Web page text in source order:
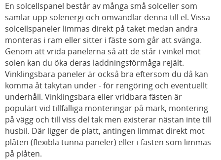
En solcellspanel består av många små solceller som
samlar upp solenergi och omvandlar denna till el. Vissa
solcellspaneler limmas direkt på taket medan andra
monteras i ram eller sitter i fäste som går att svänga.
Genom att vrida panelerna så att de står i vinkel mot
solen kan du öka deras laddningsförmåga rejält.
Vinklingsbara paneler är också bra eftersom du då kan
komma åt takytan under - för rengöring och eventuellt
underhåll. Vinklingsbara eller vridbara fästen är
populärt vid tillfälliga monteringar på mark, montering
på vägg och till viss del tak men existerar nästan inte till
husbil. Där ligger de platt, antingen limmat direkt mot
plåten (flexibla tunna paneler) eller i fästen som limmas
på plåten.